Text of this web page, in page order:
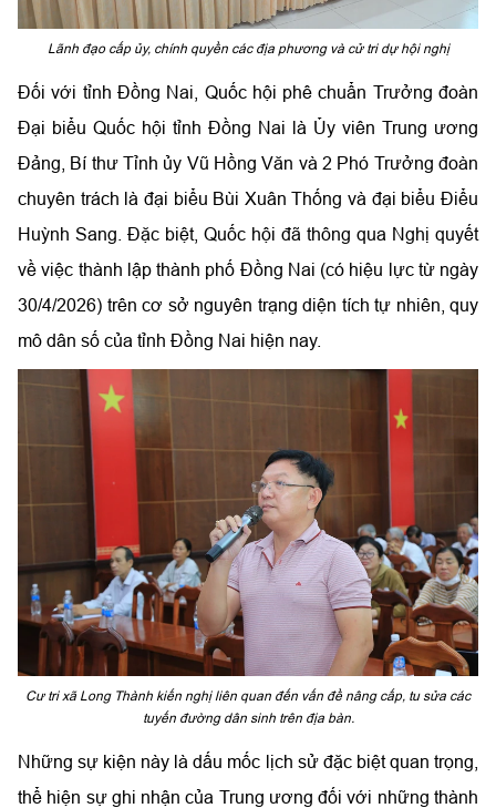
Lãnh đạo cấp ủy, chính quyền các địa phương và cử tri dự hội nghị
Đối với tỉnh Đồng Nai, Quốc hội phê chuẩn Trưởng đoàn
Đại biểu Quốc hội tỉnh Đồng Nai là Ủy viên Trung ương
Đảng, Bí thư Tỉnh ủy Vũ Hồng Văn và 2 Phó Trưởng đoàn
chuyên trách là đại biểu Bùi Xuân Thống và đại biểu Điểu
Huỳnh Sang. Đặc biệt, Quốc hội đã thông qua Nghị quyết
về việc thành lập thành phố Đồng Nai (có hiệu lực từ ngày
30/4/2026) trên cơ sở nguyên trạng diện tích tự nhiên, quy
mô dân số của tỉnh Đồng Nai hiện nay.
Cư tri xã Long Thành kiến nghị liên quan đến vấn đề nâng cấp, tu sửa các
tuyến đường dân sinh trên địa bàn.
Những sự kiện này là dấu mốc lịch sử đặc biệt quan trọng,
thể hiện sự ghi nhận của Trung ương đối với những thành